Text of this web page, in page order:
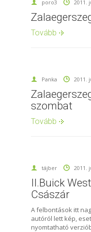
poro3 2011.
Tovább
Panka 2011.
szombat
Tovább
tájber 2011.
II.Buick
Császár
A felbontások itt
autóról lett kép,
nyomtatható